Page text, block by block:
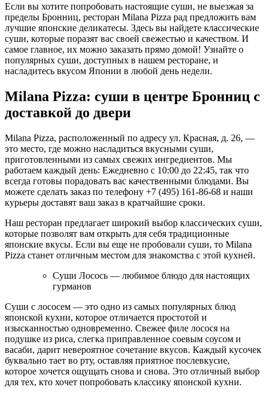
Если вы хотите попробовать настоящие суши, не выезжая за
пределы Бронниц, ресторан Milana Pizza рад предложить вам
лучшие японские деликатесы. Здесь вы найдете классические
суши, которые поразят вас своей свежестью и качеством. И
самое главное, их можно заказать прямо домой! Узнайте о
популярных суши, доступных в нашем ресторане, и
насладитесь вкусом Японии в любой день недели.
Milana Pizza: суши в центре Бронниц с
доставкой до двери
Milana Pizza, расположенный по адресу ул. Красная, д. 26, —
это место, где можно насладиться вкусными суши,
приготовленными из самых свежих ингредиентов. Мы
работаем каждый день: Ежедневно с 10:00 до 22:45, так что
всегда готовы порадовать вас качественными блюдами. Вы
можете сделать заказ по телефону +7 (495) 161-86-68 и наши
курьеры доставят ваш заказ в кратчайшие сроки.
Наш ресторан предлагает широкий выбор классических суши,
которые позволят вам открыть для себя традиционные
японские вкусы. Если вы еще не пробовали суши, то Milana
Pizza станет отличным местом для знакомства с этой кухней.
Суши Лосось — любимое блюдо для настоящих
гурманов
Суши с лососем — это одно из самых популярных блюд
японской кухни, которое отличается простотой и
изысканностью одновременно. Свежее филе лосося на
подушке из риса, слегка приправленное соевым соусом и
васаби, дарит невероятное сочетание вкусов. Каждый кусочек
буквально тает во рту, оставляя приятное послевкусие,
которое хочется ощущать снова и снова. Это отличный выбор
для тех, кто хочет попробовать классику японской кухни.